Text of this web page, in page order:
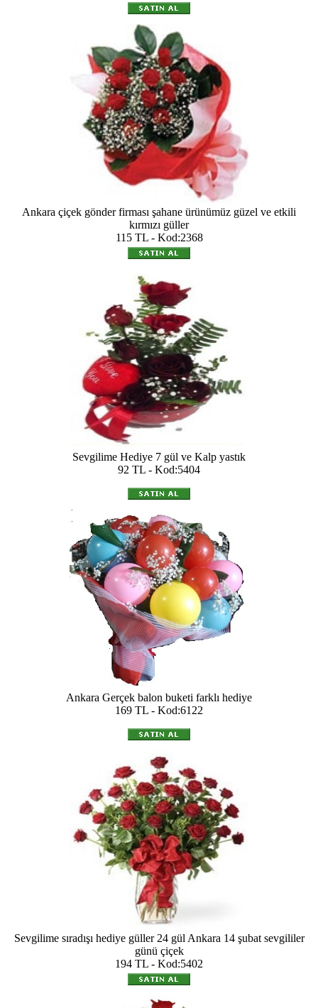
Ankara çiçek gönder firması şahane ürünümüz güzel ve etkili
kırmızı güller
115 TL - Kod:2368
Sevgilime Hediye 7 gül ve Kalp yastık
92 TL - Kod:5404
Ankara Gerçek balon buketi farklı hediye
169 TL - Kod:6122
Sevgilime sıradışı hediye güller 24 gül Ankara 14 şubat sevgililer
günü çiçek
194 TL - Kod:5402